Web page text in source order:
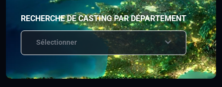
RECHERCHE DE CASTING PAR DÉPARTEMENT
Sélectionner